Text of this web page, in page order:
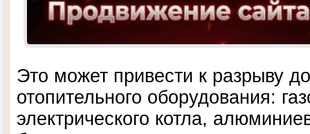
Это может привести к разрыву
отопительного оборудования:
электрического котла,